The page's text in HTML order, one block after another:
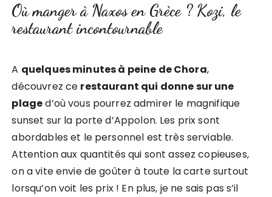
Où manger à Naxos en Grèce ? Kozi, le
restaurant incontournable
A quelques minutes à peine de Chora,
découvrez ce restaurant qui donne sur une
plaged’où vous pourrez admirer le magnifique
sunset sur la porte d’Appolon. Les prix sont
abordables et le personnel est très serviable.
Attention aux quantités qui sont assez copieuses,
on a vite envie de goûter à toute la carte surtout
lorsqu’on voit les prix ! En plus, je ne sais pas s’il